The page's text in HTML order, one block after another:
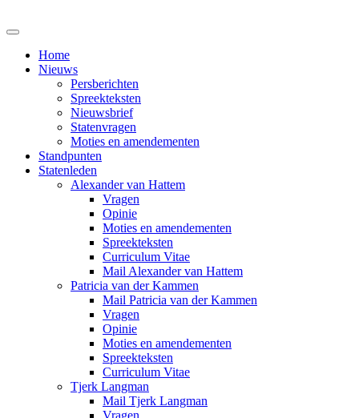
Home
Nieuws
Persberichten
Spreekteksten
Nieuwsbrief
Statenvragen
Moties en amendementen
Standpunten
Statenleden
Alexander van Hattem
Vragen
Opinie
Moties en amendementen
Spreekteksten
Curriculum Vitae
Mail Alexander van Hattem
Patricia van der Kammen
Mail Patricia van der Kammen
Vragen
Opinie
Moties en amendementen
Spreekteksten
Curriculum Vitae
Tjerk Langman
Mail Tjerk Langman
Vragen